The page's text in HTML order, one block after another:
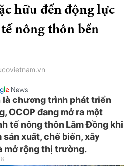
hữu đến động lực
nông thôn bền
là chương trình phát triển
OCOP đang mở ra một
tế nông thôn Lâm Đồng khi
xuất, chế biến, xây
mở rộng thị trường.